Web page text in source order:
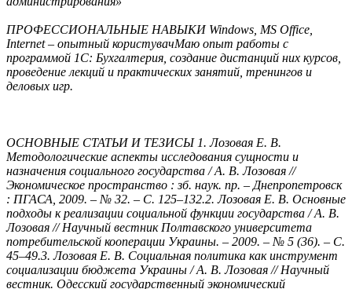
ПРОФЕССИОНАЛЬНЫЕ НАВЫКИ Windows, MS Office,
Internet – опытный користувачМаю опыт работы с
программой 1С: Бухгалтерия, создание дистанций них курсов,
проведение лекций и практических занятий, тренингов и
деловых игр.
ОСНОВНЫЕ СТАТЬИ И ТЕЗИСЫ 1. Лозовая Е. В.
Методологические аспекты исследования сущности и
назначения социального государства / А. В. Лозовая //
Экономическое пространство : зб. наук. пр. – Днепропетровск
: ПГАСА, 2009. – № 32. – С. 125–132.2. Лозовая Е. В. Основные
подходы к реализации социальной функции государства / А. В.
Лозовая // Научный вестник Полтавского университета
потребительской кооперации Украины. – 2009. – № 5 (36). – С.
45–49.3. Лозовая Е. В. Социальная политика как инструмент
социализации бюджета Украины / А. В. Лозовая // Научный
вестник. Одесский государственный экономический